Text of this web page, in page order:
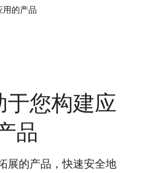
用的产品
于您构建应
品
展的产品，快速安全地